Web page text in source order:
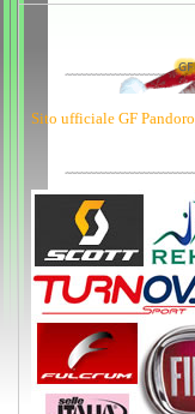
Sito ufficiale GF Pandoro